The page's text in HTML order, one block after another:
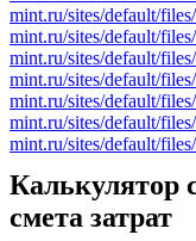
mint.ru/sites/default/
mint.ru/sites/default/
mint.ru/sites/default/
mint.ru/sites/default/
mint.ru/sites/default/
mint.ru/sites/default/
mint.ru/sites/default/
Калькулятор
смета затрат